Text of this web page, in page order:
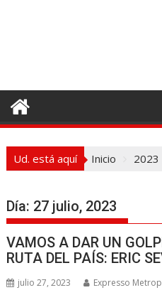
o
t
Ud. está aquí Inicio 2023
Día: 27 julio, 2023
VAMOS A DAR UN
RUTA DEL PAÍS: ERIC
julio 27, 2023 Expresso